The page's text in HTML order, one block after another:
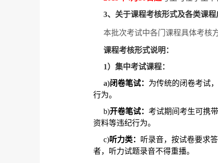
3、关于课程考核形式及各类课程
本批次考试中各门课程具体考核
课程考核形式说明：
1）集中考试课程：
a)闭卷笔试： 为传统的闭卷考试
行为。
b)开卷笔试： 考试期间考生可携
资料等违纪行为。
c)听力类： 听录音，按试卷要求
者，听力试题录音不得重播。